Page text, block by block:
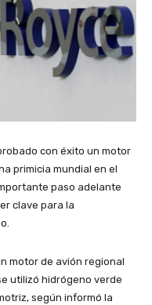
con éxito un motor
primicia mundial en el
paso adelante
clave para la
motor de avión regional
utilizó hidrógeno verde
según informó la